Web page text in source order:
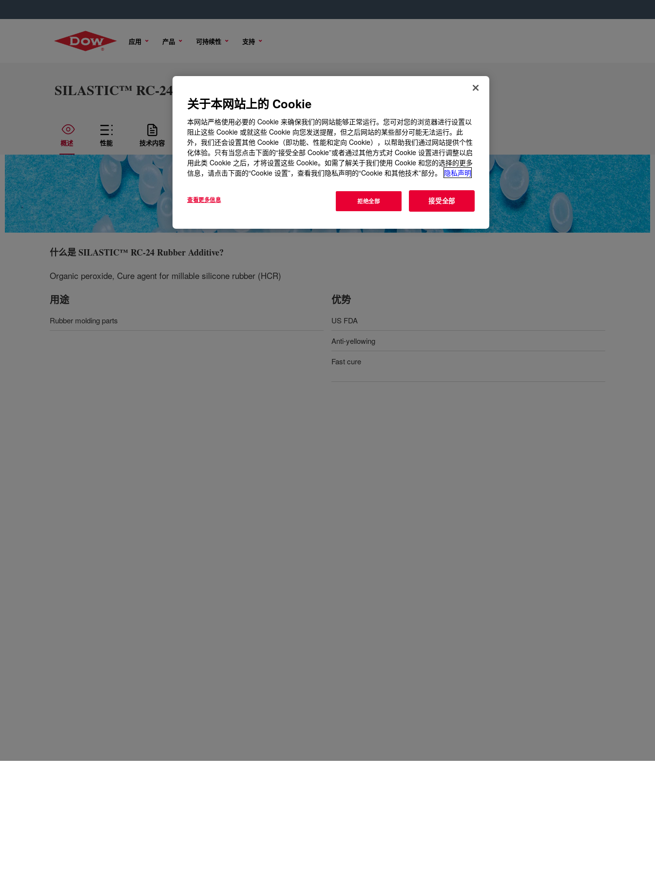
应用 产品 可持续性 支持
SILASTIC™ RC-24 Rubber Additive
概述 性能 技术内容 样品选项 购买选项
什么是SILASTIC™ RC-24 Rubber Additive?
Organic peroxide, Cure agent for millable silicone rubber (HCR)
用途
Rubber molding parts
优势
US FDA
Anti-yellowing
Fast cure
关于本网站上的 Cookie
本网站严格使用必要的 Cookie 来确保我们的网站能够正常运行。您可对您的浏览器进行设置以
阻止这些 Cookie 或就这些 Cookie 向您发送提醒，但之后网站的某些部分可能无法运行。此
外，我们还会设置其他 Cookie（即功能、性能和定向 Cookie），以帮助我们通过网站提供个性
化体验。只有当您点击下面的“接受全部 Cookie”或者通过其他方式对 Cookie 设置进行调整以启
用此类 Cookie 之后，才将设置这些 Cookie。如需了解关于我们使用 Cookie 和您的选择的更多
信息，请点击下面的“Cookie 设置”，查看我们隐私声明的“Cookie 和其他技术”部分。
隐私声明
查看更多信息 拒绝全部 接受全部